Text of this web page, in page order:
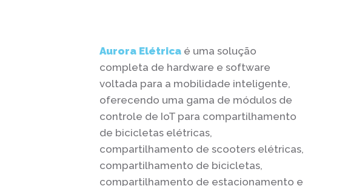
Aurora Elétrica é uma solução
completa de hardware e software
voltada para a mobilidade inteligente,
oferecendo uma gama de módulos de
controle de IoT para compartilhamento
de bicicletas elétricas,
compartilhamento de scooters elétricas,
compartilhamento de bicicletas,
compartilhamento de estacionamento e